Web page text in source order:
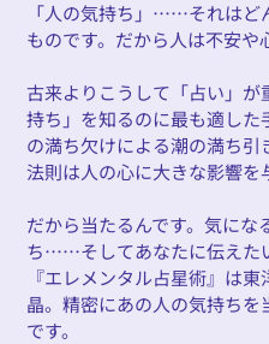
「人の気持ち」……それはど
ものです。だから人は不安や
古来よりこうして「占い」
持ち」を知るのに最も適した
の満ち欠けによる潮の満ち
法則は人の心に大きな影響を
だから当たるんです。気に
ち……そしてあなたに伝えた
『エレメンタル占星術』は
晶。精密にあの人の気持ち
です。